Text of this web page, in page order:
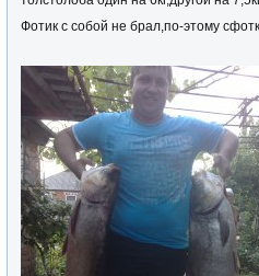
Фотик с собой не брал,по-этому